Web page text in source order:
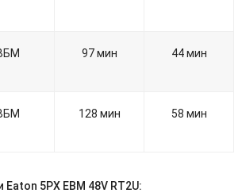
97 мин 44 мин
128 мин 58 мин
5PX EBM 48V RT2U: